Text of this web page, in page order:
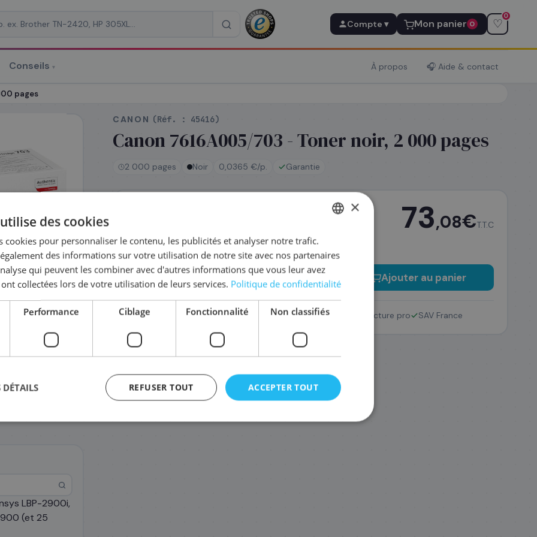
Compte ▾ Mon panier 0 ♡
0
Conseils ▾ À propos 🎧 Aide & contact
pages
LBP-2900i,
(et 25
CANON (Réf. : 45416)
Canon 7616A005/703 - Toner noir, 2 000 pages
2 000 pages Noir 0,0365 €/p. Garantie
commandez avant 14h
Coût par impression :0,0365€
73,08€T.T.C
− + Ajouter au panier
Retour 14 jours Facture pro SAV France
*
ENGLISH
×
des cookies
cookies pour personnaliser le contenu, les publicités et analyser notre trafic.
des informations sur votre utilisation de notre site avec nos partenaires
qui peuvent les combiner avec d'autres informations que vous leur avez
collectées lors de votre utilisation de leurs services. Politique de confidentialité
Performance Ciblage Fonctionnalité Non classifiés
ACCEPTER TOUT
REFUSER TOUT
DÉTAILS